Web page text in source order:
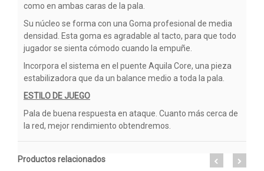
como en ambas caras de la pala.
Su núcleo se forma con una Goma profesional de media
densidad. Esta goma es agradable al tacto, para que todo
jugador se sienta cómodo cuando la empuñe.
Incorpora el sistema en el puente Aquila Core, una pieza
estabilizadora que da un balance medio a toda la pala.
ESTILO DE JUEGO
Pala de buena respuesta en ataque. Cuanto más cerca de
la red, mejor rendimiento obtendremos.
Productos relacionados